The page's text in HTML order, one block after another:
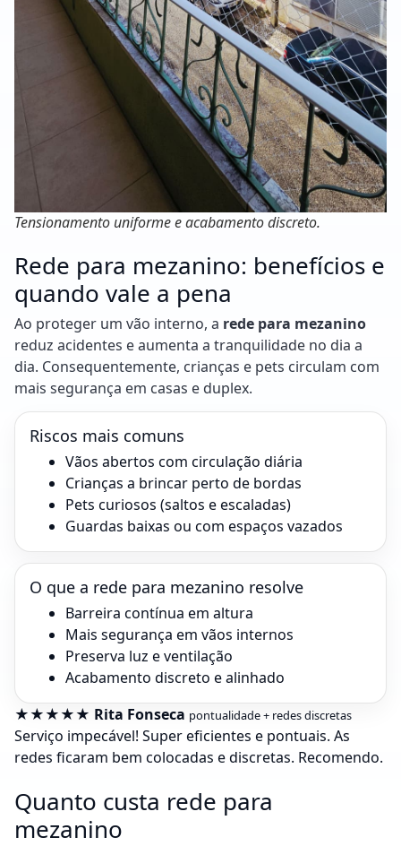
Tensionamento uniforme e acabamento discreto.
Rede para mezanino: benefícios e
quando vale a pena
Ao proteger um vão interno, a rede para mezanino
reduz acidentes e aumenta a tranquilidade no dia a
dia. Consequentemente, crianças e pets circulam com
mais segurança em casas e duplex.
Riscos mais comuns
Vãos abertos com circulação diária
Crianças a brincar perto de bordas
Pets curiosos (saltos e escaladas)
Guardas baixas ou com espaços vazados
O que a rede para mezanino resolve
Barreira contínua em altura
Mais segurança em vãos internos
Preserva luz e ventilação
Acabamento discreto e alinhado
★★★★★ Rita Fonseca pontualidade + redes discretas
Serviço impecável! Super eficientes e pontuais. As
redes ficaram bem colocadas e discretas. Recomendo.
Quanto custa rede para
mezanino